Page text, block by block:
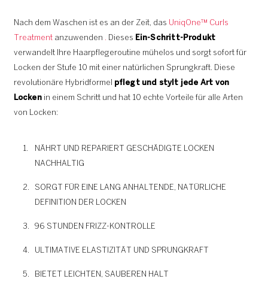
Nach dem Waschen ist es an der Zeit, das UniqOne™ Curls
Treatmentanzuwenden . Dieses Ein-Schritt-Produkt
verwandelt Ihre Haarpflegeroutine mühelos und sorgt sofort für
Locken der Stufe 10 mit einer natürlichen Sprungkraft. Diese
revolutionäre Hybridformel
pflegt und stylt jede Art von
Lockenin einem Schritt und hat 10 echte Vorteile für alle Arten
von Locken:
NÄHRT UND REPARIERT GESCHÄDIGTE LOCKEN
NACHHALTIG
SORGT FÜR EINE LANG ANHALTENDE, NATÜRLICHE
DEFINITION DER LOCKEN
96 STUNDEN FRIZZ-KONTROLLE
ULTIMATIVE ELASTIZITÄT UND SPRUNGKRAFT
BIETET LEICHTEN, SAUBEREN HALT